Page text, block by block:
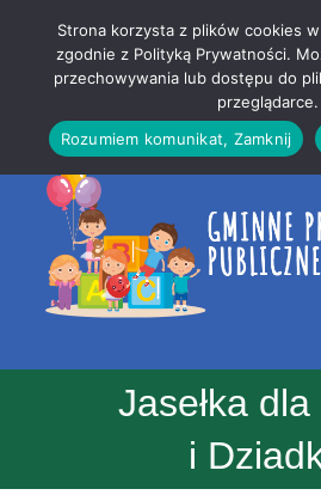
treści
strony
Jasełka
i
Strona korzysta z plików cookies w
zgodnie z Polityką Prywatności.
przechowywania lub dostępu do
przeglądarce.
Rozumiem komunikat, Zamknij